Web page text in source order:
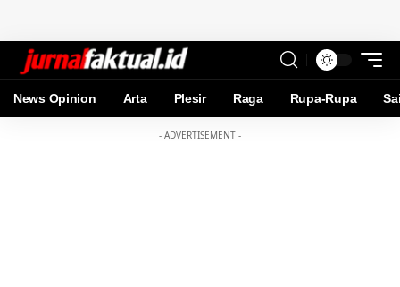
News Opinion Arta Plesir Raga Rupa-Rupa
- ADVERTISEMENT -